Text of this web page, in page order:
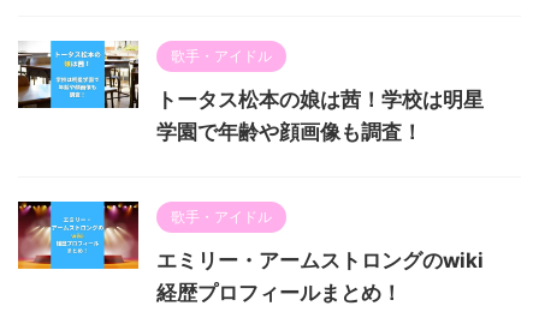
歌手・アイドル
トータス松本の娘は茜！学校は明星
学園で年齢や顔画像も調査！
歌手・アイドル
エミリー・アームストロングのwiki
経歴プロフィールまとめ！